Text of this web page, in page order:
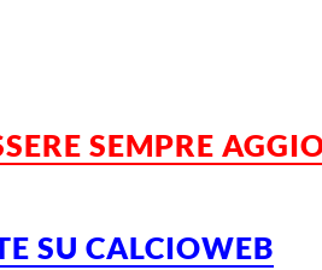
SEMPRE
SU CALCIOWEB